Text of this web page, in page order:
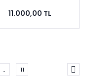
11.000,00 TL
.. 11